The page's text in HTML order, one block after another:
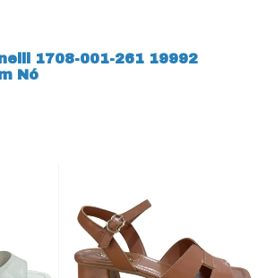
1708-001-261 19992
Nó